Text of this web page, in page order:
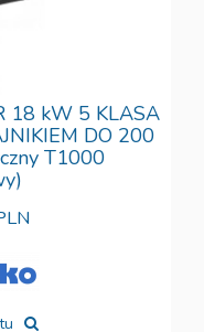
18 kW 5 KLASA
DO 200
T1000